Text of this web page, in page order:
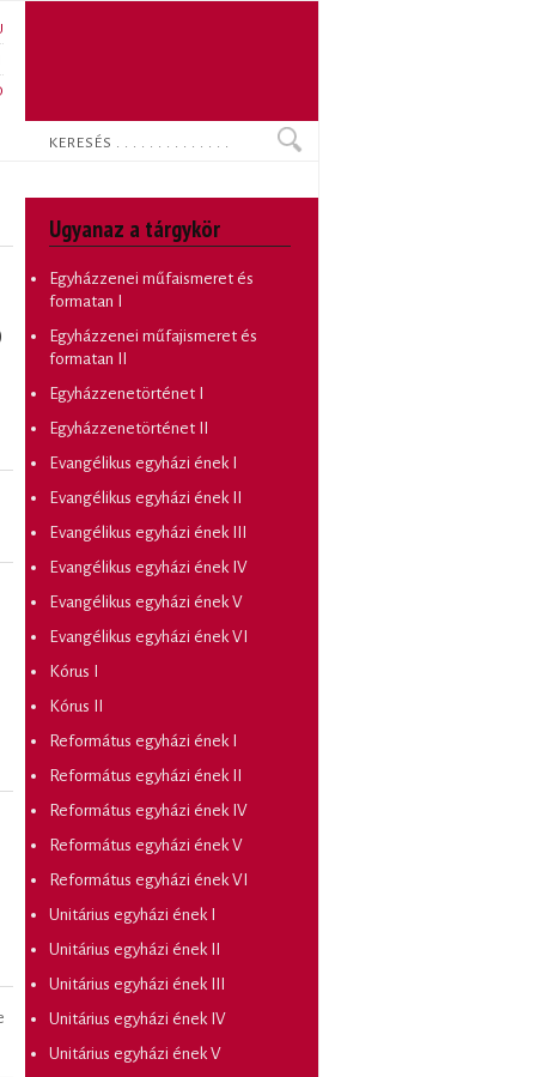
Keresés
Ugyanaz a tárgykör
Egyházzenei műfaismeret és
formatan I
Egyházzenei műfajismeret és
formatan II
Egyházzenetörténet I
Egyházzenetörténet II
Evangélikus egyházi ének I
Evangélikus egyházi ének II
Evangélikus egyházi ének III
Evangélikus egyházi ének IV
Evangélikus egyházi ének V
Evangélikus egyházi ének VI
Kórus I
Kórus II
Református egyházi ének I
Református egyházi ének II
Református egyházi ének IV
Református egyházi ének V
Református egyházi ének VI
Unitárius egyházi ének I
Unitárius egyházi ének II
Unitárius egyházi ének III
Unitárius egyházi ének IV
Unitárius egyházi ének V